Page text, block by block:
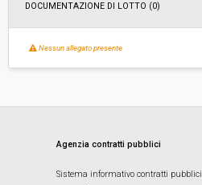
DOCUMENTAZIONE DI LOTTO (0)
Nessun allegato presente
Agenzia contratti pubblici
Sistema informativo contratti pubblici